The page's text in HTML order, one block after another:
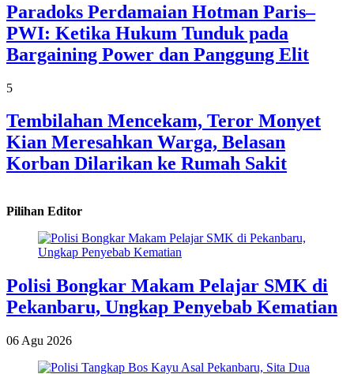
Paradoks Perdamaian Hotman Paris–
PWI: Ketika Hukum Tunduk pada
Bargaining Power dan Panggung Elit
5
Tembilahan Mencekam, Teror Monyet
Kian Meresahkan Warga, Belasan
Korban Dilarikan ke Rumah Sakit
Pilihan Editor
Polisi Bongkar Makam Pelajar SMK di
Pekanbaru, Ungkap Penyebab Kematian
06 Agu 2026